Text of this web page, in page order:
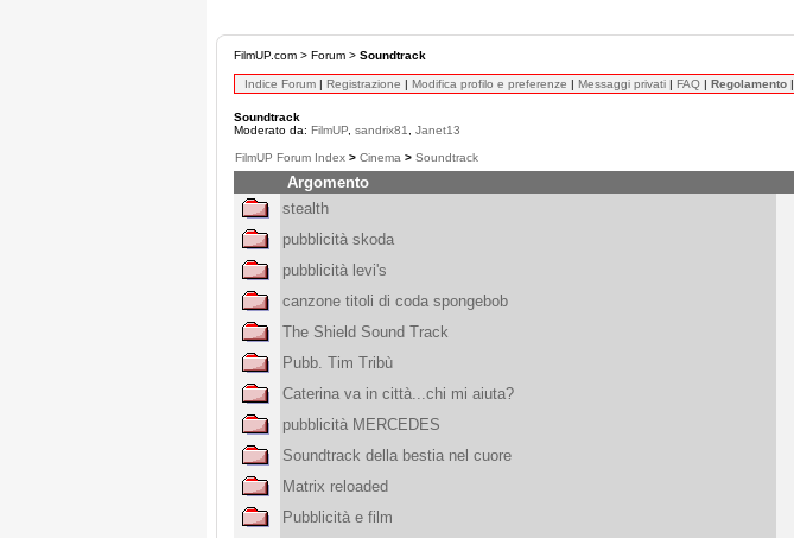
FilmUP.com > Forum > Soundtrack
Indice Forum | Registrazione | Modifica profilo e preferenze | Messaggi privati | FAQ | Regolamento |
Soundtrack
Moderato da: FilmUP sandrix81 Janet13
FilmUP Forum Index > Cinema > Soundtrack
Argomento
stealth
pubblicità skoda
pubblicità levi's
canzone titoli di coda spongebob
The Shield Sound Track
Pubb. Tim Tribù
Caterina va in città...chi mi aiuta?
pubblicità MERCEDES
Soundtrack della bestia nel cuore
Matrix reloaded
Pubblicità e film